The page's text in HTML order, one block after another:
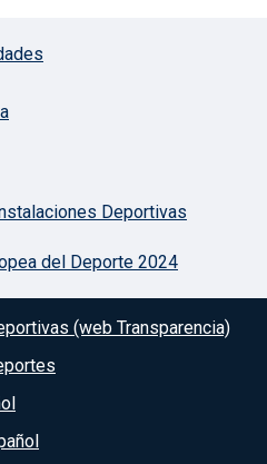
Deportivas
del Deporte 2024
(web Transparencia)